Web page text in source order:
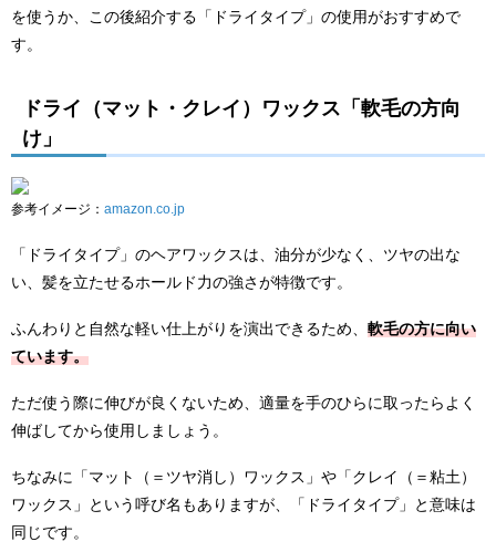
を使うか、この後紹介する「ドライタイプ」の使用がおすすめで
す。
ドライ（マット・クレイ）ワックス「軟毛の方向
け」
参考イメージ： amazon.co.jp
「ドライタイプ」のヘアワックスは、油分が少なく、ツヤの出な
い、髪を立たせるホールド力の強さが特徴です。
ふんわりと自然な軽い仕上がりを演出できるため、 軟毛の方に向い
ています。
ただ使う際に伸びが良くないため、適量を手のひらに取ったらよく
伸ばしてから使用しましょう。
ちなみに「マット（＝ツヤ消し）ワックス」や「クレイ（＝粘土）
ワックス」という呼び名もありますが、「ドライタイプ」と意味は
同じです。